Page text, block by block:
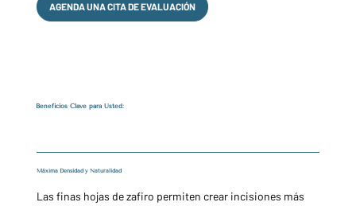
AGENDA UNA CITA DE EVALUACIÓN
Máxima Densidad y Naturalidad
Las finas hojas de zafiro permiten crear incisiones más
Beneficios Clave para Usted: